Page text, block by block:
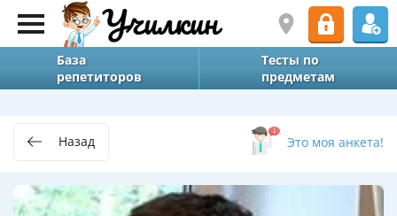
База
репетиторов
Тесты по
предметам
Назад Это моя анкета!